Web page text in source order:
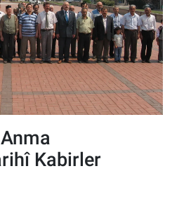
Kabirler